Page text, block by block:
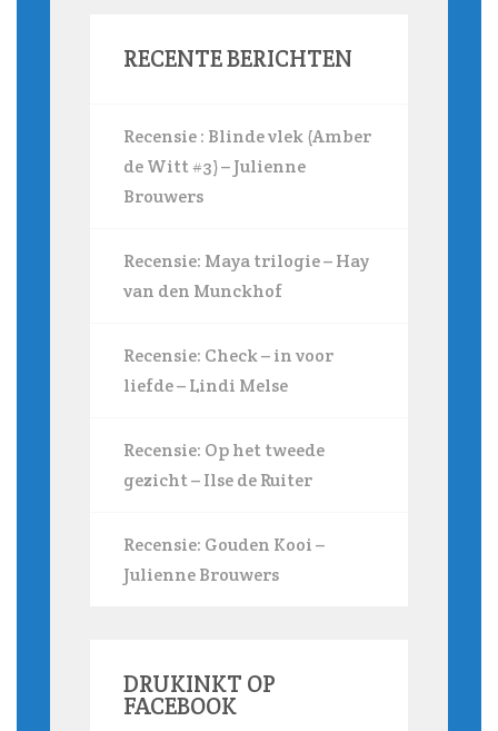
RECENTE BERICHTEN
Recensie : Blinde vlek (Amber
de Witt #3) – Julienne
Brouwers
Recensie: Maya trilogie – Hay
van den Munckhof
Recensie: Check – in voor
liefde – Lindi Melse
Recensie: Op het tweede
gezicht – Ilse de Ruiter
Recensie: Gouden Kooi –
Julienne Brouwers
DRUKINKT OP
FACEBOOK